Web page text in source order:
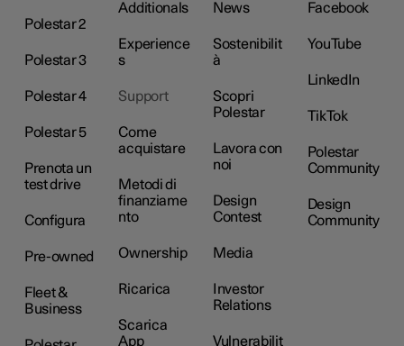
Polestar 2
Polestar 3
Polestar 4
Polestar 5
Prenota un
test drive
Configura
Pre-owned
Fleet &
Business
Additionals
Experience
s
Support
Come
acquistare
Metodi di
finanziame
nto
Ownership
Ricarica
Scarica
App
News
Sostenibilit
à
Scopri
Polestar
Lavora con
noi
Design
Contest
Media
Investor
Relations
Vulnerabilit
Facebook
YouTube
LinkedIn
TikTok
Polestar
Community
Design
Community